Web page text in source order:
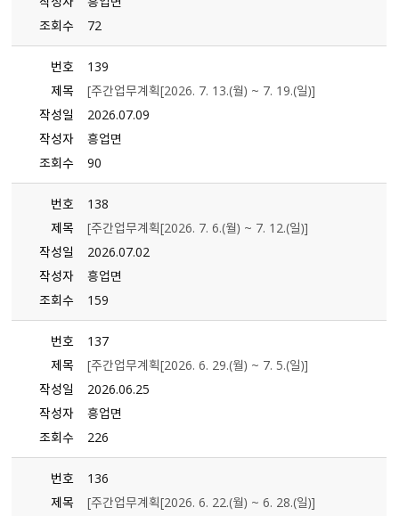
조회수
72
번호
139
제목
[주간업무계획[2026. 7. 13.（월） ~ 7. 19.（일）]
작성일
2026.07.09
작성자
흥업면
조회수
90
번호
138
제목
[주간업무계획[2026. 7. 6.（월） ~ 7. 12.（일）]
작성일
2026.07.02
작성자
흥업면
조회수
159
번호
137
제목
[주간업무계획[2026. 6. 29.（월） ~ 7. 5.（일）]
작성일
2026.06.25
작성자
흥업면
조회수
226
번호
136
제목
[주간업무계획[2026. 6. 22.（월） ~ 6. 28.（일）]